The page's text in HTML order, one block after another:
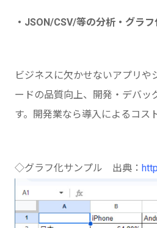
・JSON/CSV/等の分析・グラフ
ビジネスに欠かせないアプリや
ードの品質向上、開発・デバッ
す。開発業なら導入によるコス
◇グラフ化サンプル 出典：